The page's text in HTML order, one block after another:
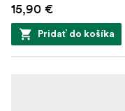
15,90 €
Pridať do košíka